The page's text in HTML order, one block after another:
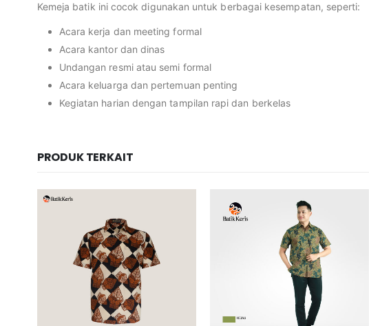
Kemeja batik ini cocok digunakan untuk berbagai kesempatan, seperti:
Acara kerja dan meeting formal
Acara kantor dan dinas
Undangan resmi atau semi formal
Acara keluarga dan pertemuan penting
Kegiatan harian dengan tampilan rapi dan berkelas
PRODUK TERKAIT